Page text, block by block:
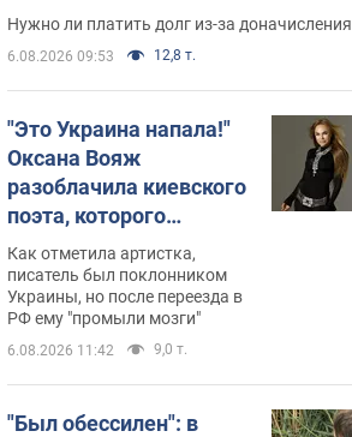
вынес неожиданное решение
Нужно ли платить долг из-за доначисления
6.08.2026 09:53 12,8 т.
"Это Украина напала!"
Оксана Вояж
разоблачила киевского
поэта, которого
"зазомбировали": он
даже русского не знал,
а теперь хочет
геноцида украинцев
Как отметила артистка,
писатель был поклонником
Украины, но после переезда в
РФ ему "промыли мозги"
6.08.2026 11:42 9,0 т.
"Был обессилен": в